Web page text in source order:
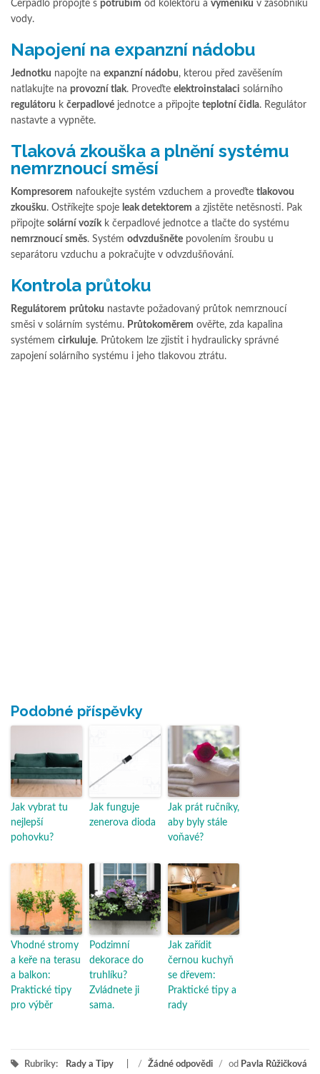
Čerpadlo propojte s potrubím od kolektorů a výměníku v zásobníku
vody.
Napojení na expanzní nádobu
Jednotku napojte na expanzní nádobu, kterou před zavěšením
natlakujte na provozní tlak. Proveďte elektroinstalaci solárního
regulátoru k čerpadlové jednotce a připojte teplotní čidla. Regulátor
nastavte a vypněte.
Tlaková zkouška a plnění systému
nemrznoucí směsí
Kompresorem nafoukejte systém vzduchem a proveďte tlakovou
zkoušku. Ostříkejte spoje leak detektorem a zjistěte netěsnosti. Pak
připojte solární vozíkk čerpadlové jednotce a tlačte do systému
nemrznoucí směs. Systém odvzdušněte povolením šroubu u
separátoru vzduchu a pokračujte v odvzdušňování.
Kontrola průtoku
Regulátorem průtoku nastavte požadovaný průtok nemrznoucí
směsi v solárním systému. Průtokoměrem ověřte, zda kapalina
systémem cirkuluje. Průtokem lze zjistit i hydraulicky správné
zapojení solárního systému i jeho tlakovou ztrátu.
Podobné příspěvky
Jak vybrat tu
nejlepší
pohovku?
Jak funguje
zenerova dioda
Jak prát ručníky,
aby byly stále
voňavé?
Vhodné stromy
a keře na terasu
a balkon:
Praktické tipy
pro výběr
Podzimní
dekorace do
truhlíku?
Zvládnete ji
sama.
Jak zařídit
černou kuchyň
se dřevem:
Praktické tipy a
rady
Rubriky: Rady a Tipy / Žádné odpovědi / od Pavla Růžičková